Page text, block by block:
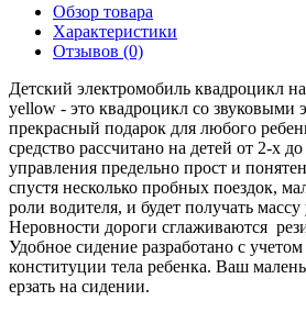
Обзор товара
Характеристики
Отзывов (0)
Детский электромобиль квадроцикл
yellow - это квадроцикл со звуковыми
прекрасный подарок для любого
средство рассчитано на детей от 2-х
управления предельно прост и
спустя несколько пробных поездок,
роли водителя, и будет получать массу
Неровности дороги сглаживаются
Удобное сидение разработано с
конституции тела ребенка. Ваш
ерзать на сидении.